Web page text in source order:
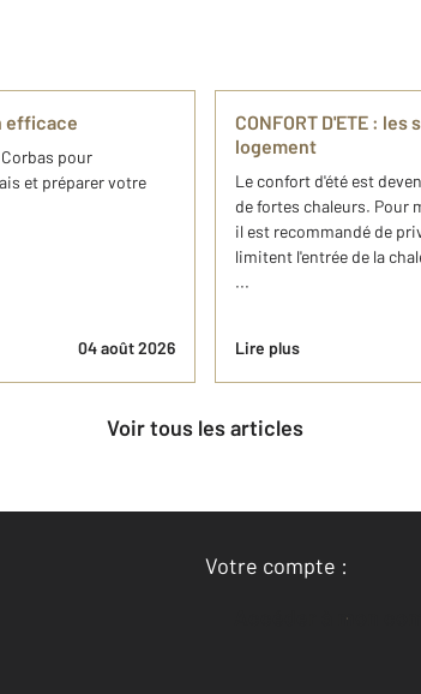
efficace
Corbas pour
et préparer votre
04 août 2026
CONFORT D'ETE :
logement
Le confort d'été est
de fortes chaleurs. Pour
il est recommandé de
limitent l'entrée de la
...
Lire plus
Voir tous les articles
Votre compte :
Accéder à mon